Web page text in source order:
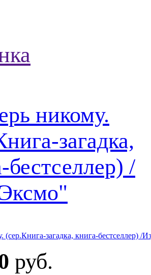
(сер.Книга-загадка, книга-бестселлер) /
руб.